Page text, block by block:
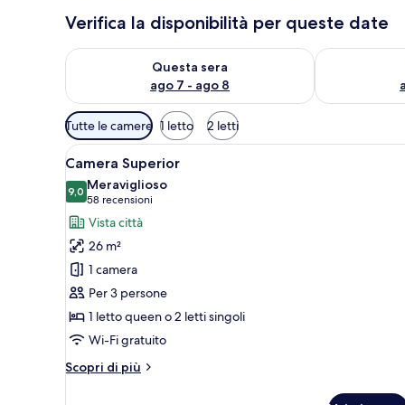
Verifica la disponibilità per queste date
Questa sera
ago 7 - ago 8
Verifica la disponibilità per questa sera, ago 7 - ago 8
Verifica la
Filtri
disponibili
per
le
camere
Tutte le camere 1 letto 2 letti
Apri
tutte
le
foto
per
Camera
Superior
Camera d'albergo con un
9
Camera Superior
9,09,0 su 10
Meraviglioso
58 recensioni
(58
recensioni)
Vista città
26 m²
1 camera
Per 3 persone
1 letto queen o 2 letti singoli
Wi-Fi gratuito
Scopri di più
Altri